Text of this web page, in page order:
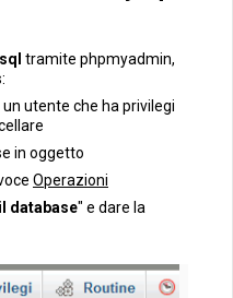
tramite phpmyadmin,
utente che ha privilegi
in oggetto
Operazioni
database" e dare la